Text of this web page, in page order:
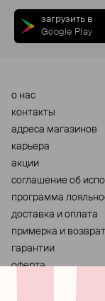
загрузить в
Google Play
о нас
контакты
адреса магазинов
карьера
акции
cоглашение об
программа
доставка и оплата
примерка и возврат
гарантии
оферта